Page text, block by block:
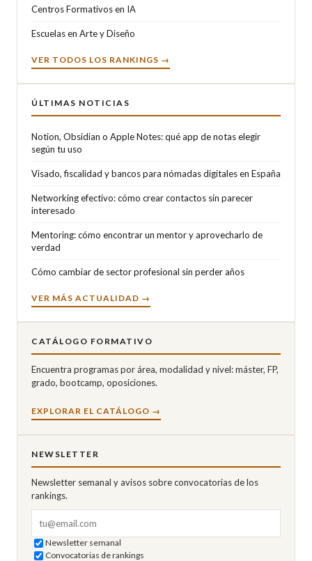
Centros Formativos en IA
Escuelas en Arte y Diseño
VER TODOS LOS RANKINGS →
ÚLTIMAS NOTICIAS
Notion, Obsidian o Apple Notes: qué app de notas elegir
según tu uso
Visado, fiscalidad y bancos para nómadas digitales en España
Networking efectivo: cómo crear contactos sin parecer
interesado
Mentoring: cómo encontrar un mentor y aprovecharlo de
verdad
Cómo cambiar de sector profesional sin perder años
VER MÁS ACTUALIDAD →
CATÁLOGO FORMATIVO
Encuentra programas por área, modalidad y nivel: máster, FP,
grado, bootcamp, oposiciones.
EXPLORAR EL CATÁLOGO →
NEWSLETTER
Newsletter semanal y avisos sobre convocatorias de los
rankings.
Newsletter semanal
Convocatorias de rankings